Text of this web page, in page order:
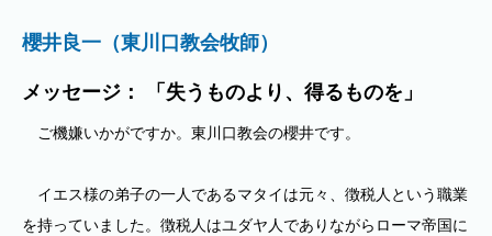
櫻井良一（東川口教会牧師）
メッセージ： 「失うものより、得るものを」
ご機嫌いかがですか。東川口教会の櫻井です。
イエス様の弟子の一人であるマタイは元々、徴税人という職業
を持っていました。徴税人はユダヤ人でありながらローマ帝国に